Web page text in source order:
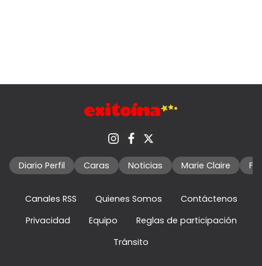
Diario Perfil Caras Noticias Marie Claire
Canales RSS Quienes Somos
Contáctenos
Privacidad
Equipo
Reglas de participación
Tránsito